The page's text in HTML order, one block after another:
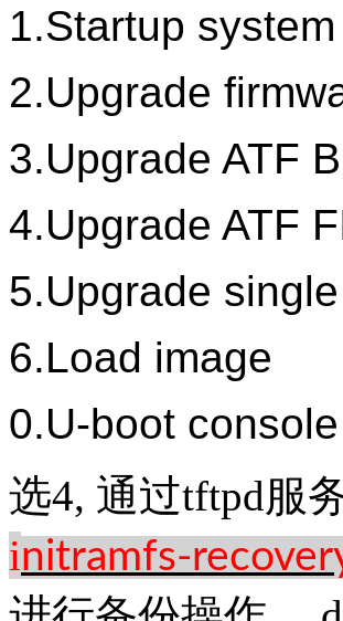
1.Startup
2.Upgrade
3.Upgrade ATF
4.Upgrade ATF
5.Upgrade
6.Load image
0.U-boot console
选4, 通过tftpd服
initramfs-